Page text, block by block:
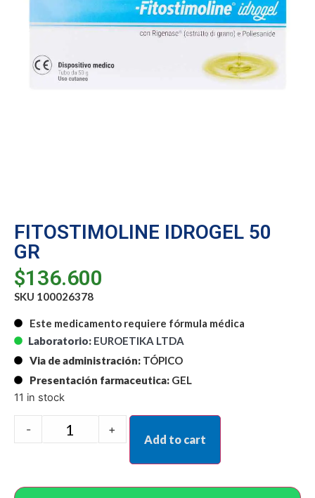
FITOSTIMOLINE IDROGEL 50
GR
$136.600
SKU 100026378
Este medicamento requiere fórmula médica
Laboratorio: EUROETIKA LTDA
Via de administración: TÓPICO
Presentación farmaceutica: GEL
11 in stock
- +
Add to cart